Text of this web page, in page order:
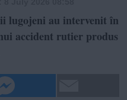
lugojeni au intervenit în
accident rutier produs